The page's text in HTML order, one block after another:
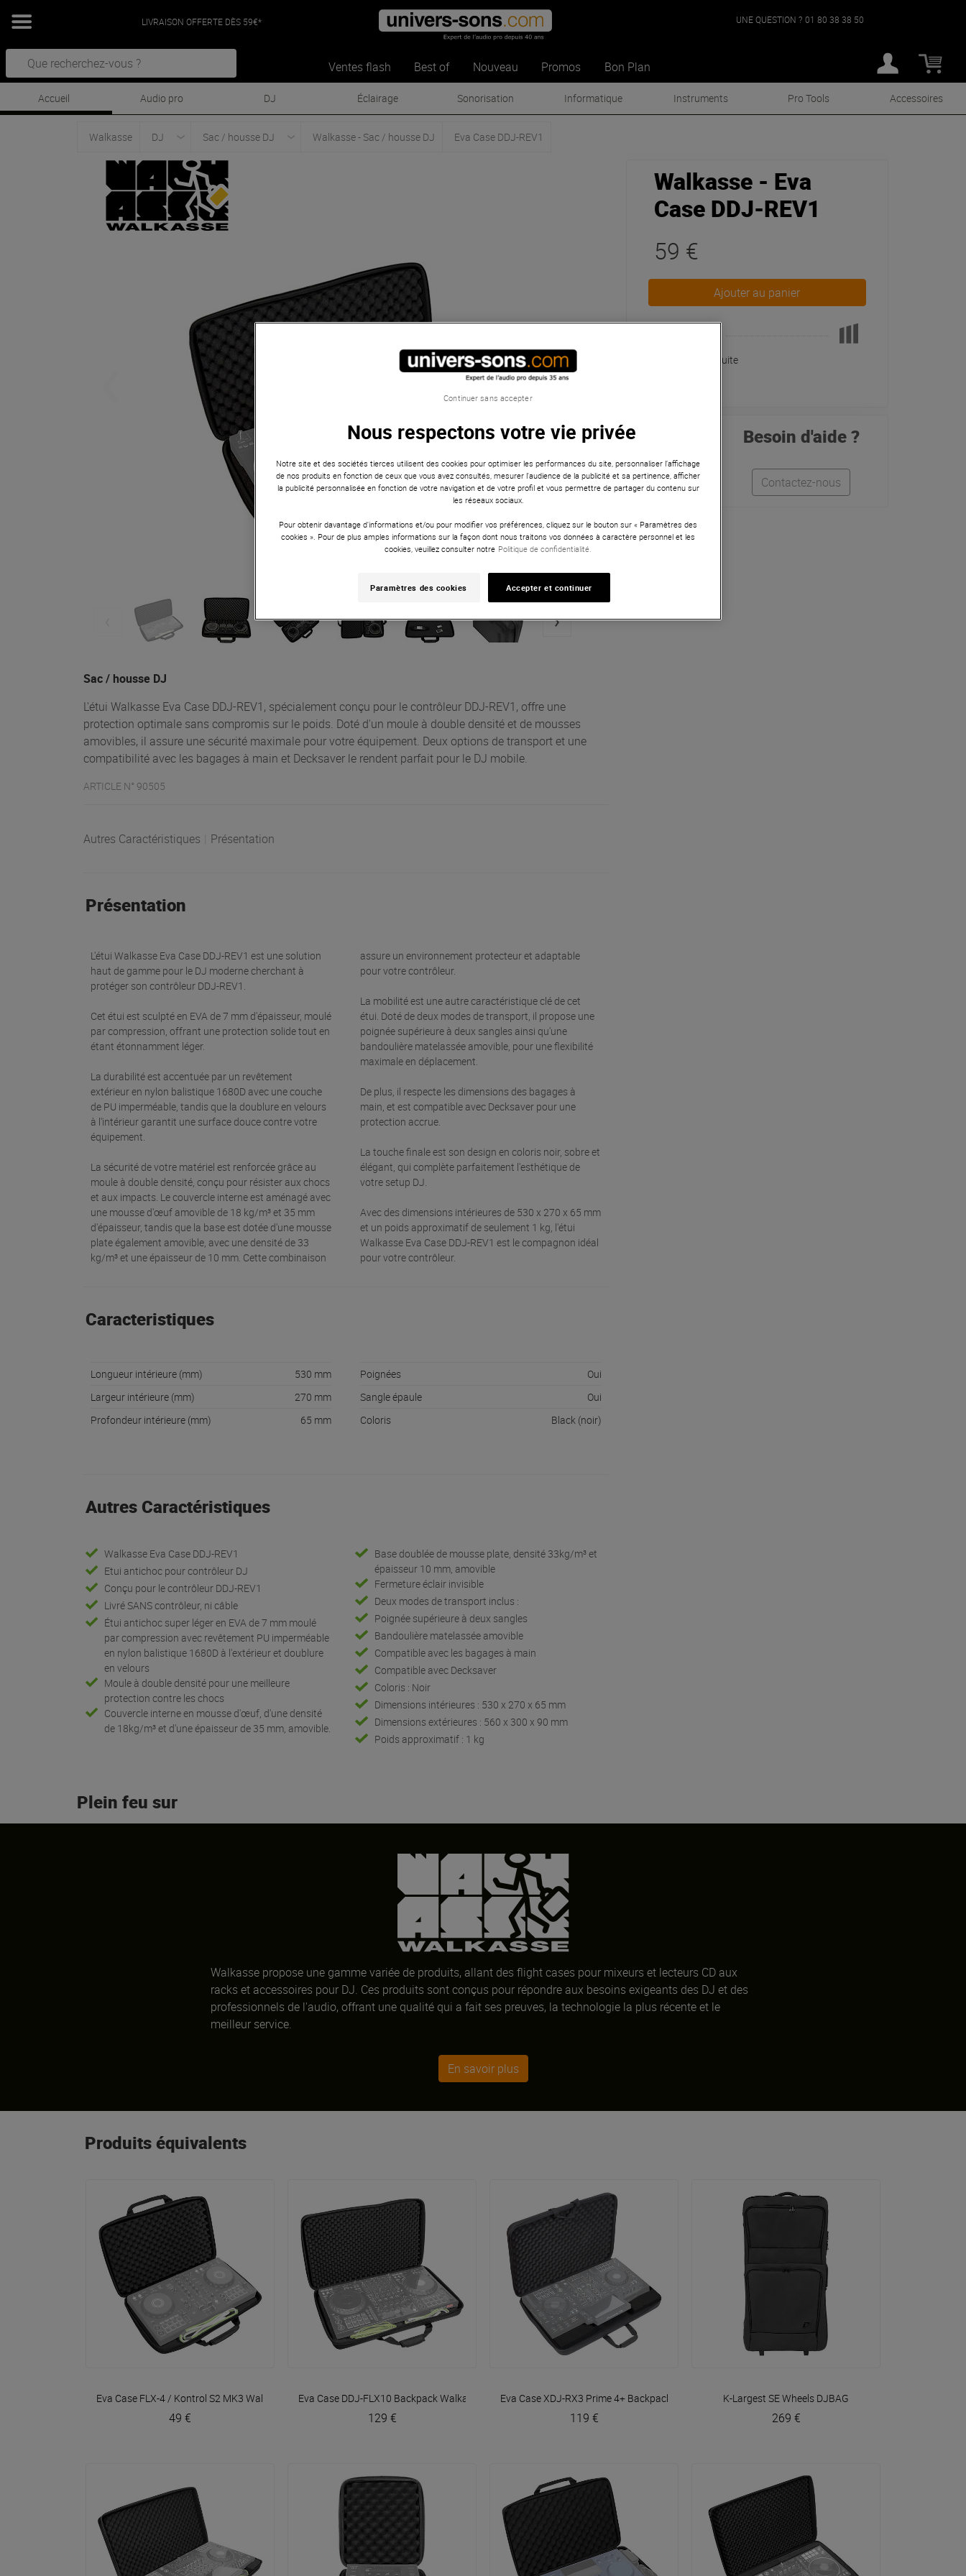
LIVRAISON OFFERTE DÈS 59€*
Ventes flash Best of Nouveau Promos Bon Plan
UNE QUESTION ? 01 80 38 38 50
Accueil Audio pro DJ Éclairage Sonorisation Informatique Instruments Pro Tools Accessoires
Walkasse DJ Sac / housse DJ Walkasse - Sac / housse DJ Eva Case DDJ-REV1
Sac / housse DJ
L'étui Walkasse Eva Case DDJ-REV1, spécialement conçu pour le contrôleur DDJ-REV1, offre une
protection optimale sans compromis sur le poids. Doté d'un moule à double densité et de mousses
amovibles, il assure une sécurité maximale pour votre équipement. Deux options de transport et une
compatibilité avec les bagages à main et Decksaver le rendent parfait pour le DJ mobile.
ARTICLE N° 90505
Autres Caractéristiques Présentation
Présentation
L'étui Walkasse Eva Case DDJ-REV1 est une solution
haut de gamme pour le DJ moderne cherchant à
protéger son contrôleur DDJ-REV1.
Cet étui est sculpté en EVA de 7 mm d'épaisseur, moulé
par compression, offrant une protection solide tout en
étant étonnamment léger.
La durabilité est accentuée par un revêtement
extérieur en nylon balistique 1680D avec une couche
de PU imperméable, tandis que la doublure en velours
à l'intérieur garantit une surface douce contre votre
équipement.
La sécurité de votre matériel est renforcée grâce au
moule à double densité, conçu pour résister aux chocs
et aux impacts. Le couvercle interne est aménagé avec
une mousse d'œuf amovible de 18 kg/m³ et 35 mm
d'épaisseur, tandis que la base est dotée d'une mousse
plate également amovible, avec une densité de 33
kg/m³ et une épaisseur de 10 mm. Cette combinaison
assure un environnement protecteur et adaptable
pour votre contrôleur.
La mobilité est une autre caractéristique clé de cet
étui. Doté de deux modes de transport, il propose une
poignée supérieure à deux sangles ainsi qu'une
bandoulière matelassée amovible, pour une flexibilité
maximale en déplacement.
De plus, il respecte les dimensions des bagages à
main, et est compatible avec Decksaver pour une
protection accrue.
La touche finale est son design en coloris noir, sobre et
élégant, qui complète parfaitement l'esthétique de
votre setup DJ.
Avec des dimensions intérieures de 530 x 270 x 65 mm
et un poids approximatif de seulement 1 kg, l'étui
Walkasse Eva Case DDJ-REV1 est le compagnon idéal
pour votre contrôleur.
Caracteristiques
Longueur intérieure (mm)
530 mm
Largeur intérieure (mm)
270 mm
Profondeur intérieure (mm)
65 mm
Poignées
Oui
Sangle épaule
Oui
Coloris
Black (noir)
Autres Caractéristiques
Walkasse Eva Case DDJ-REV1
Etui antichoc pour contrôleur DJ
Conçu pour le contrôleur DDJ-REV1
Livré SANS contrôleur, ni câble
Étui antichoc super léger en EVA de 7 mm moulé
par compression avec revêtement PU imperméable
en nylon balistique 1680D à l'extérieur et doublure
en velours
Moule à double densité pour une meilleure
protection contre les chocs
Couvercle interne en mousse d'œuf, d'une densité
de 18kg/m³ et d'une épaisseur de 35 mm, amovible.
Base doublée de mousse plate, densité 33kg/m³ et
épaisseur 10 mm, amovible
Fermeture éclair invisible
Deux modes de transport inclus :
Poignée supérieure à deux sangles
Bandoulière matelassée amovible
Compatible avec les bagages à main
Compatible avec Decksaver
Coloris : Noir
Dimensions intérieures : 530 x 270 x 65 mm
Dimensions extérieures : 560 x 300 x 90 mm
Poids approximatif : 1 kg
Walkasse - Eva
Case DDJ-REV1
59 €
Ajouter au panier
Livraison Gratuite
Quentin
Besoin d'aide ?
Contactez-nous
Plein feu sur
Walkasse propose une gamme variée de produits, allant des flight cases pour mixeurs et lecteurs CD aux
racks et accessoires pour DJ. Ces produits sont conçus pour répondre aux besoins exigeants des DJ et des
professionnels de l'audio, offrant une qualité qui a fait ses preuves, la technologie la plus récente et le
meilleur service.
En savoir plus
Produits équivalents
VOIR EN DÉTAIL
Eva Case FLX-4 / Kontrol S2 MK3 Walkasse
49 €
VOIR EN DÉTAIL
Eva Case DDJ-FLX10 Backpack Walkasse
129 €
VOIR EN DÉTAIL
Eva Case XDJ-RX3 Prime 4+ Backpack
119 €
VOIR EN DÉTAIL
K-Largest SE Wheels DJBAG
269 €
Nous respectons votre vie privée
Notre site et des sociétés tierces utilisent des cookies pour optimiser les performances du site, personnaliser l’affichage
de nos produits en fonction de ceux que vous avez consultés, mesurer l'audience de la publicité et sa pertinence, afficher
la publicité personnalisée en fonction de votre navigation et de votre profil et vous permettre de partager du contenu sur
les réseaux sociaux.
Pour obtenir davantage d'informations et/ou pour modifier vos préférences, cliquez sur le bouton sur « Paramètres des
cookies ». Pour de plus amples informations sur la façon dont nous traitons vos données à caractère personnel et les
cookies, veuillez consulter notre Politique de confidentialité.
Paramètres des cookies Accepter et continuer
Continuer sans accepter